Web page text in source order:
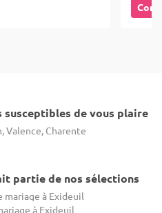
de vous plaire
Valence, Charente
partie de nos sélections
mariage à Exideuil
à Exideuil